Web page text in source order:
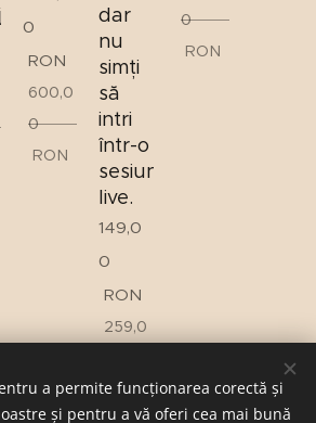
0
RON
600,0
0
RON
dar
nu
simți
să
intri
într-o
sesiune
live.
149,0
0
RON
259,0
RON
0
RON
a permite funcționarea corectă și
și pentru a vă oferi cea mai bună